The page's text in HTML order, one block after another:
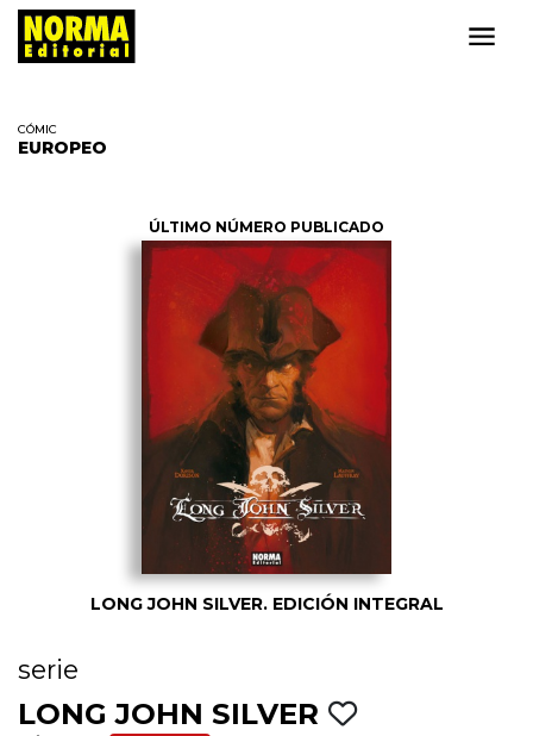
CÓMIC
EUROPEO
ÚLTIMO NÚMERO PUBLICADO
LONG JOHN SILVER. EDICIÓN INTEGRAL
serie
LONG JOHN SILVER